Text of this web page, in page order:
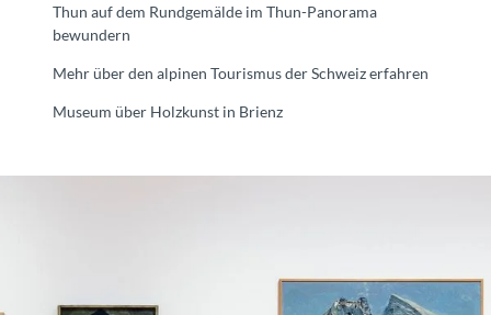
Thun auf dem Rundgemälde im Thun-Panorama
bewundern
Mehr über den alpinen Tourismus der Schweiz erfahren
Museum über Holzkunst in Brienz